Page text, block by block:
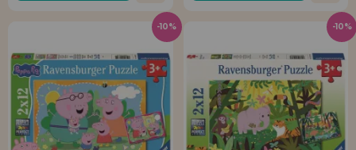
-10% -10%